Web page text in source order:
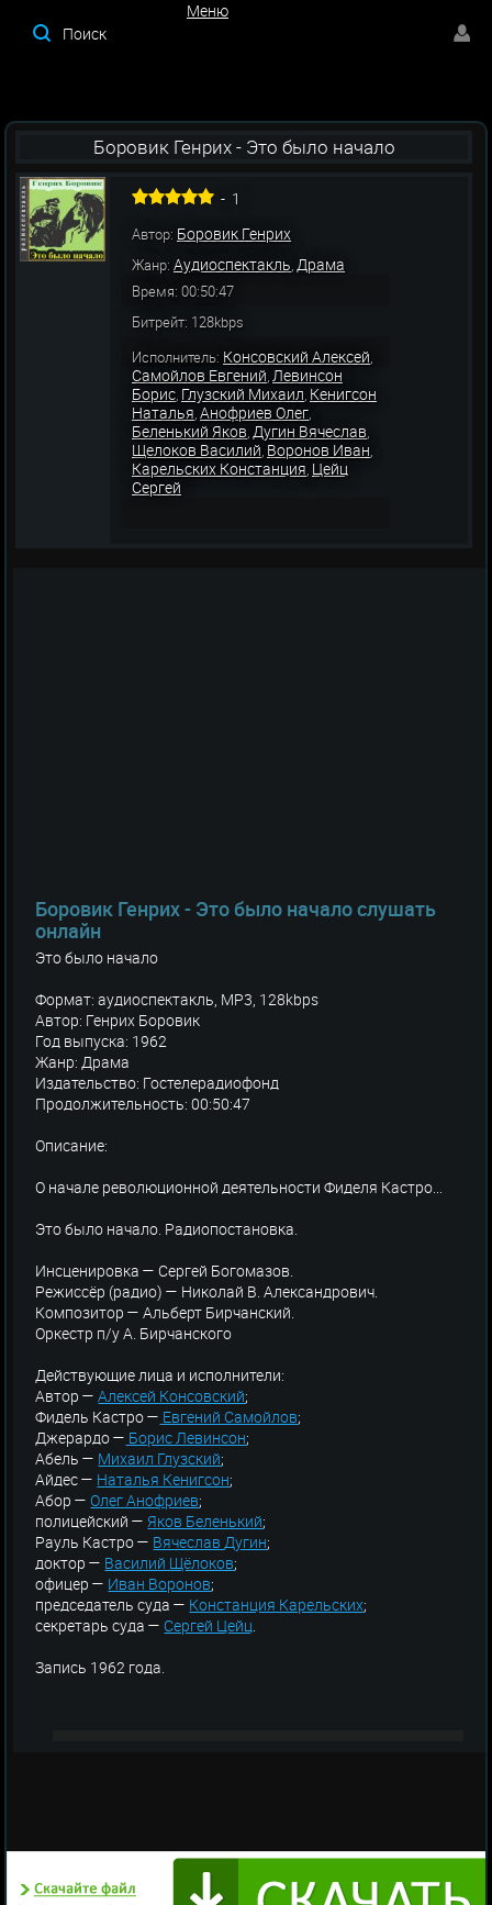
Меню
Боровик Генрих - Это было начало
- 1
Автор: Боровик Генрих
Жанр:Аудиоспектакль,Драма
Время: 00:50:47
Битрейт: 128kbps
Исполнитель: Консовский Алексей,
Самойлов Евгений,Левинсон
Борис, Глузский Михаил, Кенигсон
Наталья,Анофриев Олег,
Беленький Яков,Дугин Вячеслав,
Щелоков Василий, Воронов Иван,
Карельских Констанция, Цейц
Сергей
Боровик Генрих - Это было начало слушать
онлайн
Это было начало
Формат: аудиоспектакль, MP3, 128kbps
Автор: Генрих Боровик
Год выпуска: 1962
Жанр: Драма
Издательство: Гостелерадиофонд
Продолжительность: 00:50:47
Описание:
О начале революционной деятельности Фиделя Кастро...
Это было начало. Радиопостановка.
Инсценировка — Сергей Богомазов.
Режиссёр (радио) — Николай В. Александрович.
Композитор — Альберт Бирчанский.
Оркестр п/у А. Бирчанского
Действующие лица и исполнители:
Автор —Алексей Консовский;
Фидель Кастро — Евгений Самойлов;
Джерардо — Борис Левинсон;
Абель — Михаил Глузский;
Айдес — Наталья Кенигсон;
Абор —Олег Анофриев;
полицейский —Яков Беленький;
Рауль Кастро — Вячеслав Дугин;
доктор — Василий Щёлоков;
офицер — Иван Воронов;
председатель суда — Констанция Карельских;
секретарь суда — Сергей Цейц.
Запись 1962 года.